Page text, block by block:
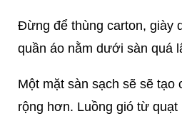
Đừng để thùng carton, giày
quần áo nằm dưới sàn quá
Một mặt sàn sạch sẽ sẽ tạo
rộng hơn. Luồng gió từ quạt